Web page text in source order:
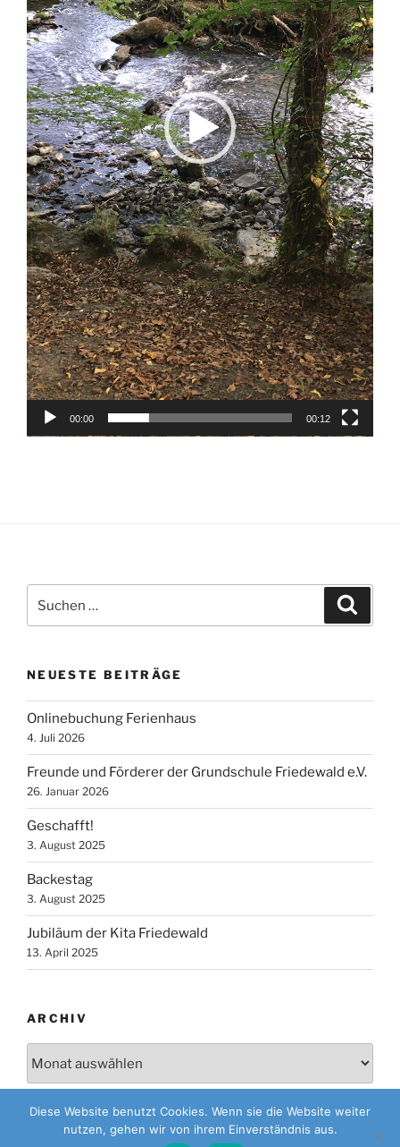
00:00 00:12
nach:
NEUESTE BEITRÄGE
Onlinebuchung Ferienhaus
4. Juli 2026
Freunde und Förderer der Grundschule Friedewald e.V.
26. Januar 2026
Geschafft!
3. August 2025
Backestag
3. August 2025
Jubiläum der Kita Friedewald
13. April 2025
ARCHIV
Diese Website benutzt Cookies. Wenn sie die Website weiter
nutzen, gehen wir von ihrem Einverständnis aus.